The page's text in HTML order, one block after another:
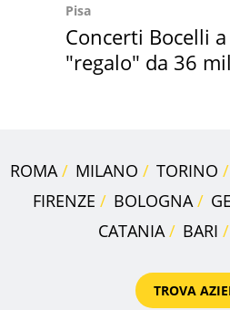
Pisa
Concerti Bocelli
"regalo" da 36
ROMA MILANO TORINO
FIRENZE
BOLOGNA
CATANIA
BARI
TROVA